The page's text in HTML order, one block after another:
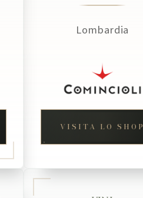
Lombardia
VISITA LO SHOP